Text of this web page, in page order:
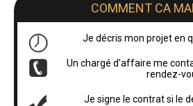
COMMENT CA
Je décris mon projet en
Un chargé d'affaire me
rendez-
Je signe le contrat si le